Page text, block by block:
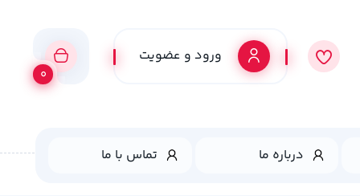
ورود و عضویت
0
درباره ما تماس با ما